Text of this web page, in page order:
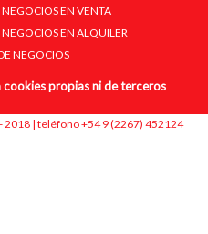
NEGOCIOS EN VENTA
NEGOCIOS EN ALQUILER
NEGOCIOS
propias ni de terceros
2018 | teléfono +54 9 (2267) 452124